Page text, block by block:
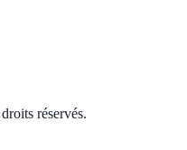
réservés.